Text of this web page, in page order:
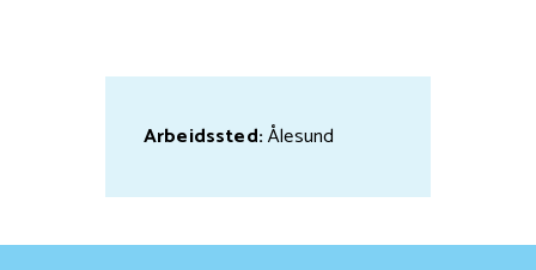
Arbeidssted:Ålesund